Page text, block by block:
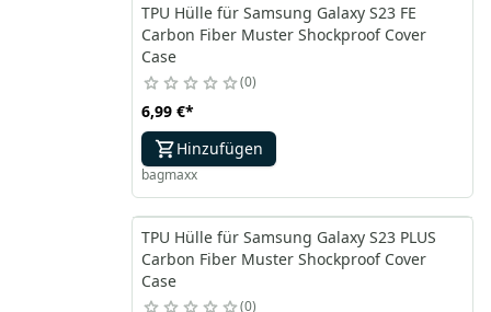
TPU Hülle für Samsung Galaxy S23 FE
Carbon Fiber Muster Shockproof Cover
Case
0
6,99 €*
Hinzufügen
bagmaxx
TPU Hülle für Samsung Galaxy S23 PLUS
Carbon Fiber Muster Shockproof Cover
Case
0